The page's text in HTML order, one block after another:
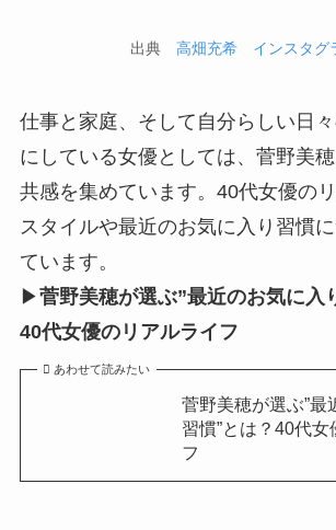
出典 高畑充希 インスタグ
仕事と家庭、そして自分らしい日
にしている女優としては、菅野美
共感を集めています。40代女優の
スタイルや最近のお気に入り習慣
ています。
▶菅野美穂が選ぶ”最近のお気に入
40代女優のリアルライフ
あわせて読みたい
菅野美穂が選ぶ”最
習慣”とは？40代女
フ